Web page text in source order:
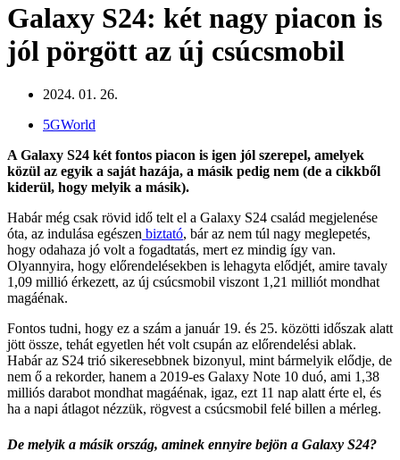
Galaxy S24: két nagy piacon is
jól pörgött az új csúcsmobil
2024. 01. 26.
5GWorld
A Galaxy S24 két fontos piacon is igen jól szerepel, amelyek
közül az egyik a saját hazája, a másik pedig nem (de a cikkből
kiderül, hogy melyik a másik).
Habár még csak rövid idő telt el a Galaxy S24 család megjelenése
óta, az indulása egészen biztató, bár az nem túl nagy meglepetés,
hogy odahaza jó volt a fogadtatás, mert ez mindig így van.
Olyannyira, hogy előrendelésekben is lehagyta elődjét, amire tavaly
1,09 millió érkezett, az új csúcsmobil viszont 1,21 milliót mondhat
magáénak.
Fontos tudni, hogy ez a szám a január 19. és 25. közötti időszak alatt
jött össze, tehát egyetlen hét volt csupán az előrendelési ablak.
Habár az S24 trió sikeresebbnek bizonyul, mint bármelyik elődje, de
nem ő a rekorder, hanem a 2019-es Galaxy Note 10 duó, ami 1,38
milliós darabot mondhat magáénak, igaz, ezt 11 nap alatt érte el, és
ha a napi átlagot nézzük, rögvest a csúcsmobil felé billen a mérleg.
De melyik a másik ország, aminek ennyire bejön a Galaxy S24?